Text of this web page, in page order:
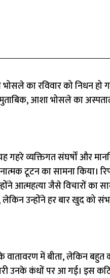
का रविवार को निधन हो
मुताबिक, आशा भोसले का
व्यक्तिगत संघर्षों और
टूटन का सामना किया।
जैसे विचारों का
लेकिन उन्होंने हर बार खुद
में बीता, लेकिन
उनके कंधों पर आ गई। इस